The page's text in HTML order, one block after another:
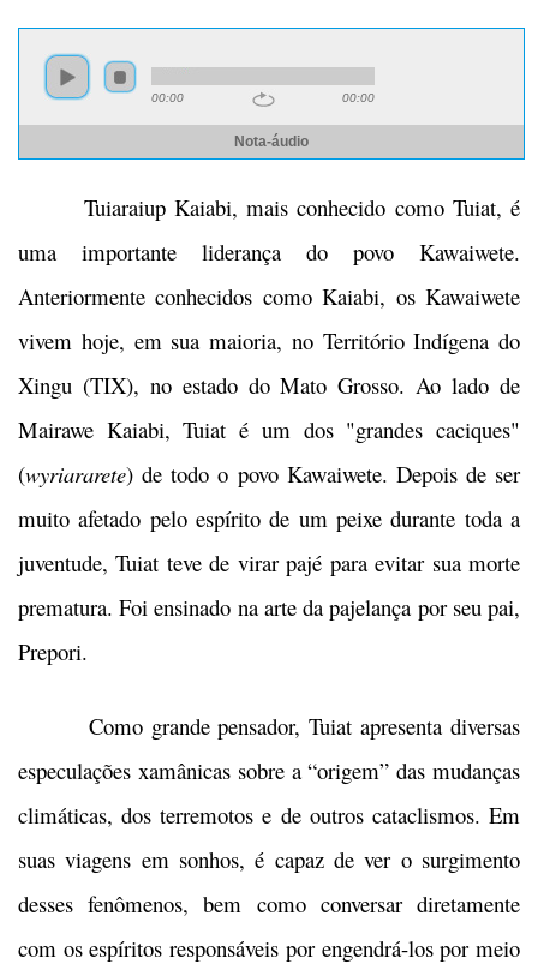
Tuiaraiup Kaiabi, mais conhecido como Tuiat, é
uma importante liderança do povo Kawaiwete.
Anteriormente conhecidos como Kaiabi, os Kawaiwete
vivem hoje, em sua maioria, no Território Indígena do
Xingu (TIX), no estado do Mato Grosso. Ao lado de
Mairawe Kaiabi, Tuiat é um dos "grandes caciques"
(wyriararete) de todo o povo Kawaiwete. Depois de ser
muito afetado pelo espírito de um peixe durante toda a
juventude, Tuiat teve de virar pajé para evitar sua morte
prematura. Foi ensinado na arte da pajelança por seu pai,
Prepori.
Como grande pensador, Tuiat apresenta diversas
especulações xamânicas sobre a “origem” das mudanças
climáticas, dos terremotos e de outros cataclismos. Em
suas viagens em sonhos, é capaz de ver o surgimento
desses fenômenos, bem como conversar diretamente
com os espíritos responsáveis por engendrá-los por meio